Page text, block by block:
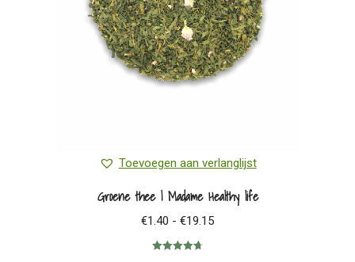
Toevoegen aan verlanglijst
Groene thee | Madame Healthy life
€1.40 - €19.15Prijsklasse: